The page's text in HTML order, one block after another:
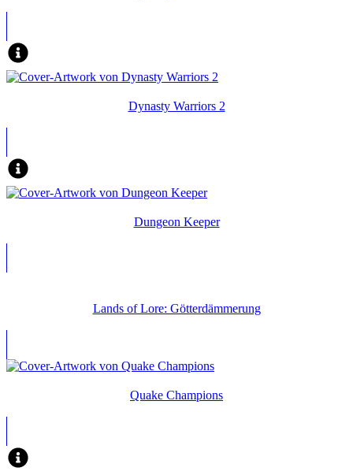
Dynasty Warriors 2
Dungeon Keeper
Lands of Lore: Götterdämmerung
Quake Champions